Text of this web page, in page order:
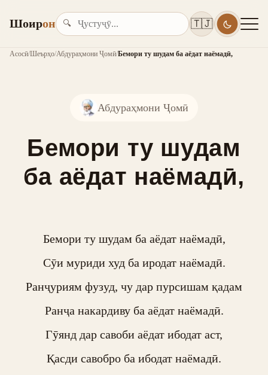
Шоирон 🔍 🇹🇯
Асосӣ/Шеърҳо/Абдураҳмони Ҷомӣ/Бемори ту шудам ба аёдат наёмадӣ,
Абдураҳмони Ҷомӣ
Бемори ту шудам
ба аёдат наёмадӣ,
Бемори ту шудам ба аёдат наёмадӣ,
Сӯи муриди худ ба иродат наёмадӣ.
Ранҷуриям фузуд, чу дар пурсишам қадам
Ранҷа накардиву ба аёдат наёмадӣ.
Гӯянд дар савоби аёдат ибодат аст,
Қасди савобро ба ибодат наёмадӣ.